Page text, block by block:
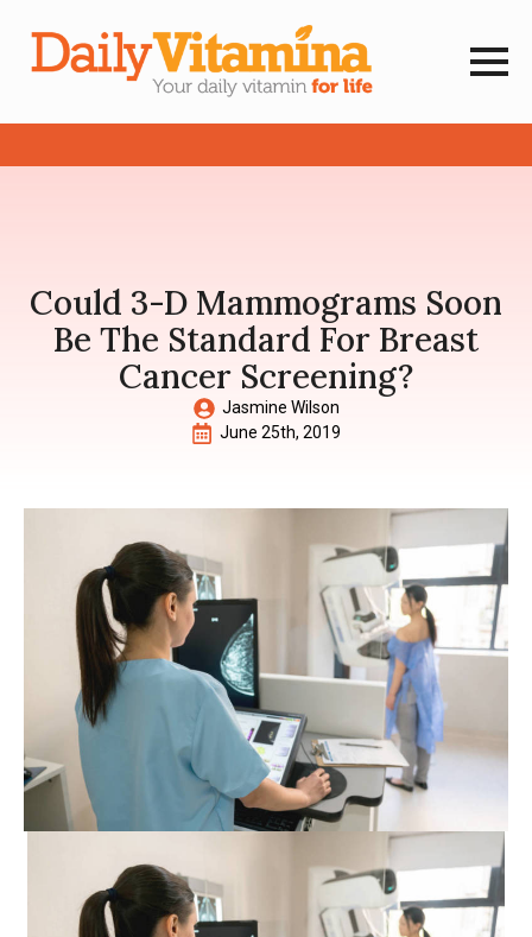
Could 3-D Mammograms Soon
Be The Standard For Breast
Cancer Screening?
Jasmine Wilson
June 25th, 2019